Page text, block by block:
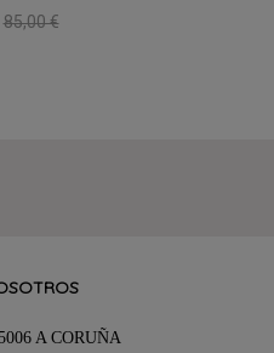
2352, Elegante Y
85,00 €
A CORUÑA